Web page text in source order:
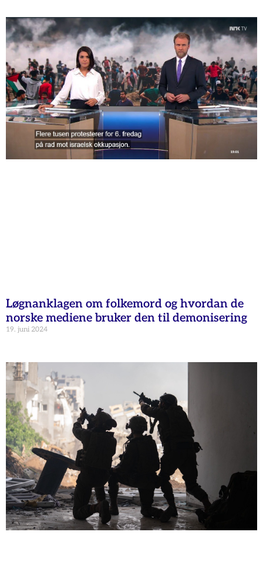
Løgnanklagen om folkemord og hvordan de
norske mediene bruker den til demonisering
19. juni 2024